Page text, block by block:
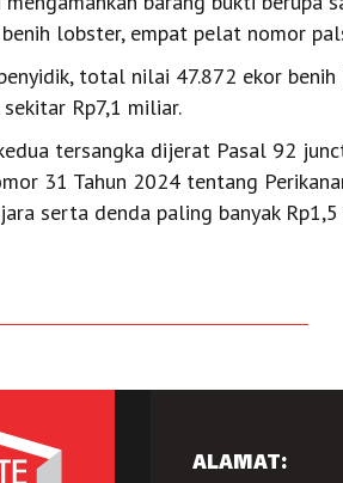
lobster, empat pelat nomor
total nilai 47.872 ekor
Rp7,1 miliar.
tersangka dijerat Pasal 92
31 Tahun 2024 tentang
serta denda paling banyak Rp1,5
ALAMAT: